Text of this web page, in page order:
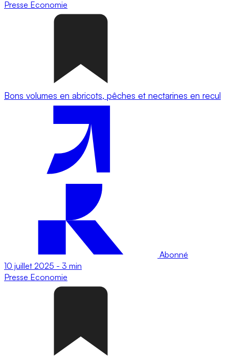
Presse Economie
Bons volumes en abricots, pêches et nectarines en recul
Abonné
10 juillet 2025 - 3 min
Presse Economie